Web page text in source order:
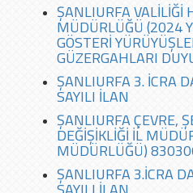
ŞANLIURFA VALİLİĞİ
MÜDÜRLÜĞÜ (2024
GÖSTERİ
GÜZERGAHLARI
ŞANLIURFA 3. İCRA
SAYILI İLAN
ŞANLIURFA ÇEVRE,
DEĞİŞİKLİĞİ İL
MÜDÜRLÜĞÜ)
ŞANLIURFA 3.İCRA